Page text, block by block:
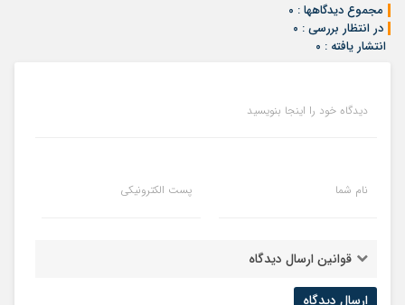
مجموع دیدگاهها : ۰
در انتظار بررسی : ۰
انتشار یافته : ۰
دیدگاه خود را اینجا بنویسید
نام شما پست الکترونیکی
قوانین ارسال دیدگاه